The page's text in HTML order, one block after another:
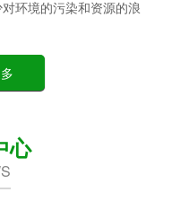
环境的污染和资源的浪
心